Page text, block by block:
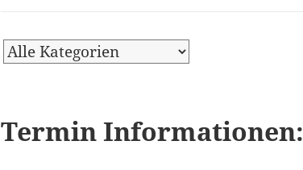
Termin Informationen: